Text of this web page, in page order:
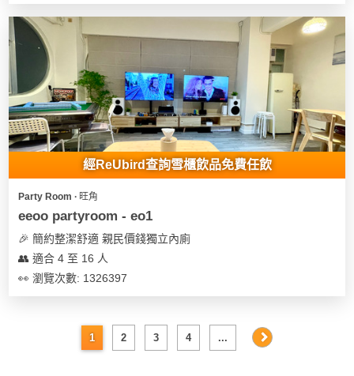
經ReUbird查詢雪櫃飲品免費任飲
Party Room ∙ 旺角
eeoo partyroom - eo1
🎉 簡約整潔舒適 親民價錢獨立內廁
👥 適合 4 至 16 人
👀 瀏覽次數: 1326397
1 2 3 4 ...